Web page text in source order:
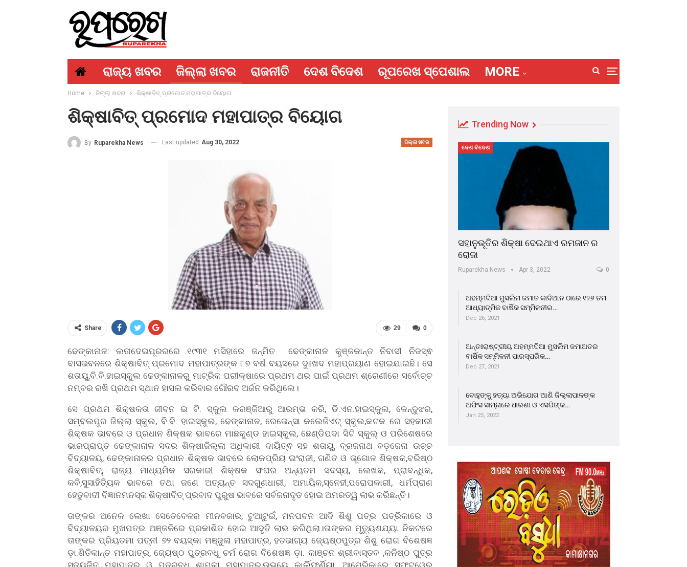
ରାଜ୍ୟ ଖବର ଜିଲ୍ଲା ଖବର ରାଜନୀତି ଦେଶ ବିଦେଶ ରୂପରେଖ ସ୍ପେଶାଲ MORE
Home ଜିଲ୍ଲା ଖବର ଶିକ୍ଷାବିତ୍ ପ୍ରମୋଦ ମହାପାତ୍ର ବିୟୋଗ
ଶିକ୍ଷାବିତ୍ ପ୍ରମୋଦ ମହାପାତ୍ର ବିୟୋଗ
ଜିଲ୍ଲା ଖବର
By Ruparekha News Last updated Aug 30, 2022
0
29
Share
ଢେଙ୍କାନାଳ: ଲତାଦେଇପୂରରରେ ୧୯୩୧ ମସିହାରେ ଜନ୍ମିତ ଢେଙ୍କାନାଳ କୁଞ୍ଜକାନ୍ତ ନିବାସୀ ନିଜସ୍ଵ
ବାସଭବନରେ ଶିକ୍ଷାବିତ୍ ପ୍ରମୋଦ ମହାପାତ୍ରଙ୍କ ୮୭ ବର୍ଷ ବୟସରେ ଦୁଃଖଦ ମହାପ୍ରୟାଣ ହୋଇଯାଇଛି। ସେ
ଶତାୟୁ,ବି.ବି.ହାଇସ୍କୁଲ ଢେଙ୍କାନାଳରୁ ମାଟ୍ରିକ ପରୀକ୍ଷାରେ ପ୍ରଥମ ଥର ପାଇଁ ପ୍ରଥମ ଶ୍ରେଣୀରେ ସର୍ବୋଚ୍ଚ
ନମ୍ବର ରଖି ପ୍ରଥମ ସ୍ଥାନ ହାସଲ କରିବାର ଗୌରବ ଅର୍ଜନ କରିଥିଲେ।
ସେ ପ୍ରଥମ ଶିକ୍ଷକତା ଜୀବନ ଇ ଟି. ସ୍କୁଲ କରଞ୍ଜିଆରୁ ଆରମ୍ଭ କରି, ଡି.ଏନ.ହାଇସ୍କୁଲ, କେନ୍ଦୁଝର,
ସମ୍ବଲପୁର ଜିଲ୍ଲା ସ୍କୁଲ, ବି.ବି. ହାଇସ୍କୁଲ, ଢେଙ୍କାନାଳ, ରେଭେନ୍ସା କଲେଜିଏଟ୍ ସ୍କୁଲ,କଟକ ରେ ସହକାରୀ
ଶିକ୍ଷକ ଭାବରେ ଓ ପ୍ରଧାନ ଶିକ୍ଷକ ଭାବରେ ମାଛକୁଣ୍ଡ ହାଇସ୍କୁଲ, ଛେଣ୍ଡିପଦା ସିଟି ସ୍କୁଲ୍ ଓ ପରିଶେଷରେ
ଭାରପ୍ରାପ୍ତ ଢେଙ୍କାନାଳ ସଦର ଶିକ୍ଷାଜିଲ୍ଲା ଅଧିକାରୀ ଦାୟିତ୍ଵ ସହ ଶତାୟୁ, ବ୍ରଜନାଥ ବଡ଼ଜେନା ଉଚ୍ଚ
ବିଦ୍ୟାଳୟ, ଢେଙ୍କାନାଳର ପ୍ରଧାନ ଶିକ୍ଷକ ଭାବରେ ଲୋକପ୍ରିୟ ଇଂରାଜୀ, ଗଣିତ ଓ ଭୂଗୋଳ ଶିକ୍ଷକ,ବରିଷ୍ଠ
ଶିକ୍ଷାବିତ୍, ରାଜ୍ୟ ମାଧ୍ୟମିକ ସରକାରୀ ଶିକ୍ଷକ ସଂଘର ଅନ୍ୟତମ ସଦସ୍ୟ, ଲେଖକ, ପ୍ରାବନ୍ଧିକ,
କବି,ସୁସାହିତ୍ୟିକ ଭାବରେ ତଥା ଜଣେ ଅତ୍ୟନ୍ତ ସଦଗୁଣଧାରୀ, ଅମାୟିକ,ସ୍ନେହୀ,ପରୋପକାରୀ, ଧର୍ମପ୍ରାଣ
ହେତୁବାଦୀ ବିଜ୍ଞାନମନସ୍କ ଶିକ୍ଷାବିତ୍ ପ୍ରବାଦ ପୁରୁଷ ଭାବରେ ସର୍ବଜନାଦୃତ ହୋଇ ଅମରତ୍ୱ ଲାଭ କରିଛନ୍ତି।
ତାଙ୍କର ଅନେକ ଲେଖା ସେତେବେଳର ମୀନବଜାର, ଟୁଆଟୁଇଁ, ମନପବନ ଆଦି ଶିଶୁ ପତ୍ର ପତ୍ରିକାରେ ଓ
ବିଦ୍ୟାଳୟର ମୁଖପତ୍ର ଅଞ୍ଜଳିରେ ପ୍ରକାଶିତ ହୋଇ ଆଦୃତି ଲାଭ କରିଥିଲା।ତାଙ୍କର ମୃତ୍ୟୁଶଯ୍ୟା ନିକଟରେ
ତାଙ୍କର ପ୍ରିୟତମା ପତ୍ନୀ ୭୨ ବୟସ୍କା ମଞ୍ଜୁଳା ମହାପାତ୍ର, ହତଭାଗ୍ୟ ଜ୍ୟେଷ୍ଠପୁତ୍ର ଶିଶୁ ରୋଗ ବିଶେଷଜ୍ଞ
ଡ଼ା.ଶିତିକାନ୍ତ ମହାପାତ୍ର, ଜ୍ୟେଷ୍ଠ ପୁତ୍ରବଧୂ ଚର୍ମ ରୋଗ ବିଶେଷଜ୍ଞ ଡ଼ା. କାଞ୍ଚନ ଶ୍ରୀବାସ୍ତବ ,କନିଷ୍ଠ ପୁତ୍ର
ସତ୍ୟଜିତ ମହାପାତ୍ର ଓ ପୁତ୍ରବଧୂ ଶାମୁକା ମହାପାତ୍ର,ଉଭୟେ କାର୍ଲିଫର୍ଣିୟା, ଆମେରିକାରେ ସଫ୍ଟୱେର
Trending Now
ଦେଶ ବିଦେଶ
ସହାନୁଭୂତିର ଶିକ୍ଷା ଦେଇଥାଏ ରମଜାନ ର
ରୋଜା
Ruparekha News Apr 3, 2022 0
ଅହମ୍ମଦିଆ ମୁସଲିମ ଜମାତ କାଦିଆନ ଠାରେ ୧୨୬ ତମ
ଆଧ୍ୟାତ୍ମିକ ବାର୍ଷିକ ସମ୍ମିଳନୀର…
Dec 26, 2021
ଅନ୍ତଃରାଷ୍ଟ୍ରୀୟ ଅହମ୍ମଦିଆ ମୁସଲିମ ଜମାଅତର
ବାର୍ଷିକ ସମ୍ମିଳନୀ ପାରସ୍ପରିକ…
Dec 27, 2021
ବୋହୁଙ୍କୁ ହତ୍ୟା ଅଭିଯୋଗ ଆଣି ଜିଲ୍ଲାପାଳଙ୍କ
ଅଫିସ ସାମ୍ନାରେ ଧାରଣା ଓ ଏସପିଙ୍କ…
Jan 25, 2022